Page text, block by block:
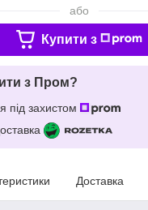
або
Купити з
з Пром?
під захистом
Доставка